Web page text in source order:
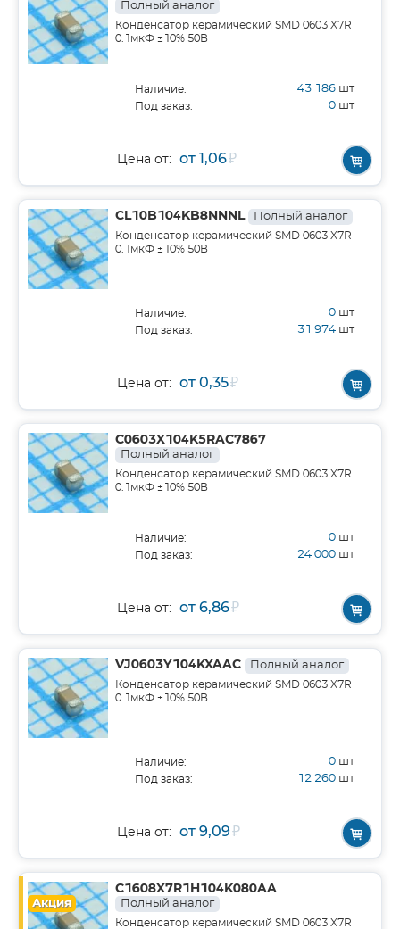
Полный аналог
Конденсатор керамический SMD 0603 X7R
0.1мкФ ±10% 50В
Наличие: 43 186 шт
Под заказ: 0 шт
Цена от: от 1,06₽
CL10B104KB8NNNL Полный аналог
Конденсатор керамический SMD 0603 X7R
0.1мкФ ±10% 50В
Наличие: 0 шт
Под заказ: 31 974 шт
Цена от: от 0,35₽
C0603X104K5RAC7867
Полный аналог
Конденсатор керамический SMD 0603 X7R
0.1мкФ ±10% 50В
Наличие: 0 шт
Под заказ: 24 000 шт
Цена от: от 6,86₽
VJ0603Y104KXAAC Полный аналог
Конденсатор керамический SMD 0603 X7R
0.1мкФ ±10% 50В
Наличие: 0 шт
Под заказ: 12 260 шт
Цена от: от 9,09₽
Акция
C1608X7R1H104K080AA
Полный аналог
Конденсатор керамический SMD 0603 X7R